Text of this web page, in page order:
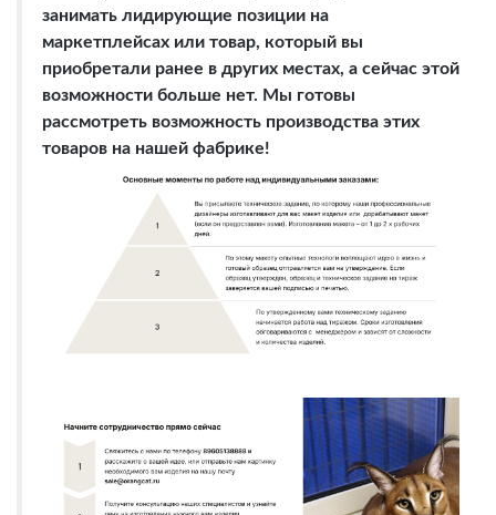
занимать лидирующие позиции на
маркетплейсах или товар, который вы
приобретали ранее в других местах, а сейчас этой
возможности больше нет. Мы готовы
рассмотреть возможность производства этих
товаров на нашей фабрике!